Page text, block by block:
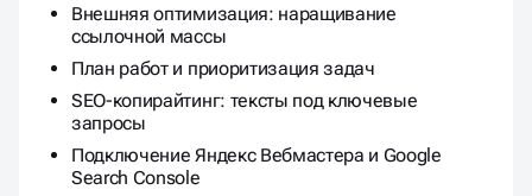
Внешняя оптимизация: наращивание
ссылочной массы
План работ и приоритизация задач
SEO-копирайтинг: тексты под ключевые
запросы
Подключение Яндекс Вебмастера и Google
Search Console